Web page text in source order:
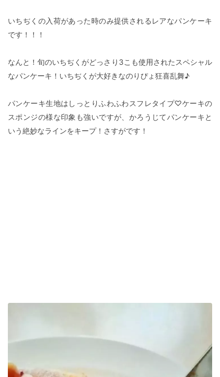
いちぢくの入荷があった時のみ提供されるレアなパンケーキ
です！！！
なんと！旬のいちぢくがどっさり3こも使用されたスペシャル
なパンケーキ！いちぢくが大好きなのりぴょ狂喜乱舞♪
パンケーキ生地はしっとりふわふわスフレタイプ♡ケーキの
スポンジの様な印象も強いですが、かろうじてパンケーキと
いう絶妙なラインをキープ！さすがです！